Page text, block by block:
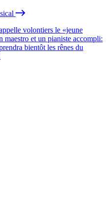
volontiers le «jeune
et un pianiste accompli:
bientôt les rênes du